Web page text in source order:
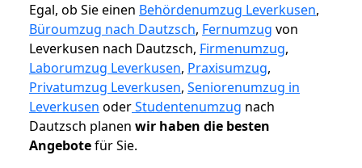
Egal, ob Sie einen Behördenumzug Leverkusen,
Büroumzug nach Dautzsch, Fernumzug von
Leverkusen nach Dautzsch, Firmenumzug,
Laborumzug Leverkusen, Praxisumzug,
Privatumzug Leverkusen, Seniorenumzug in
Leverkusen oderStudentenumzug nach
Dautzsch planen wir haben die besten
Angebotefür Sie.